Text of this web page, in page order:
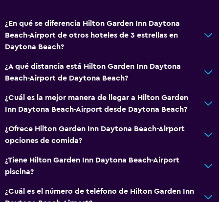
¿En qué se diferencia Hilton Garden Inn Daytona
Beach-Airport de otros hoteles de 3 estrellas en
Daytona Beach?
¿A qué distancia está Hilton Garden Inn Daytona
Beach-Airport de Daytona Beach?
¿Cuál es la mejor manera de llegar a Hilton Garden
Inn Daytona Beach-Airport desde Daytona Beach?
¿Ofrece Hilton Garden Inn Daytona Beach-Airport
opciones de comida?
¿Tiene Hilton Garden Inn Daytona Beach-Airport
piscina?
¿Cuál es el número de teléfono de Hilton Garden Inn